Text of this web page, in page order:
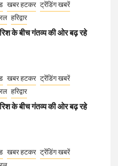
खबर हटकर ट्रेंडिंग खबरें
हरिद्वार
के बीच गंतव्य की ओर बढ़ रहे
खबर हटकर ट्रेंडिंग खबरें
हरिद्वार
के बीच गंतव्य की ओर बढ़ रहे
खबर हटकर ट्रेंडिंग खबरें